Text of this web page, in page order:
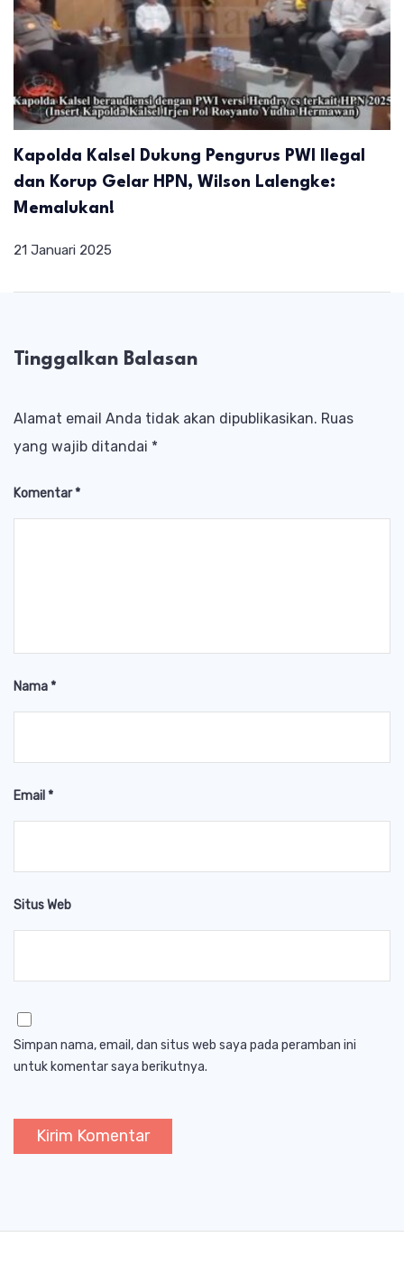
Kapolda Kalsel Dukung Pengurus PWI Ilegal
dan Korup Gelar HPN, Wilson Lalengke:
Memalukan!
21 Januari 2025
Tinggalkan Balasan
Alamat email Anda tidak akan dipublikasikan. Ruas
yang wajib ditandai *
Komentar*
Nama*
Email *
Situs Web
Simpan nama, email, dan situs web saya pada peramban ini
untuk komentar saya berikutnya.